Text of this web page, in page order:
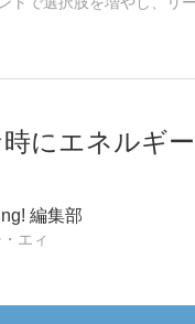
にエネルギ
編集部
エィ